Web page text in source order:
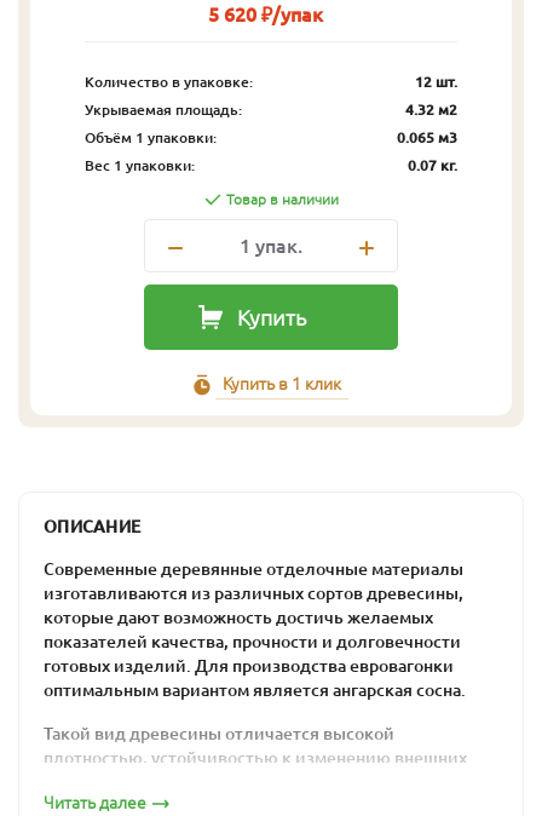
5 620 ₽/упак
Количество в упаковке:
12 шт.
Укрываемая площадь:
4.32 м2
Объём 1 упаковки:
0.065 м3
Вес 1 упаковки:
0.07 кг.
Товар в наличии
1 упак.
Купить
Купить в 1 клик
ОПИСАНИЕ
Современные деревянные отделочные материалы
изготавливаются из различных сортов древесины,
которые дают возможность достичь желаемых
показателей качества, прочности и долговечности
готовых изделий. Для производства евровагонки
оптимальным вариантом является ангарская сосна.
Такой вид древесины отличается высокой
плотностью, устойчивостью к изменению внешних
являются следствием влияния сурового сибирского
Читать далее